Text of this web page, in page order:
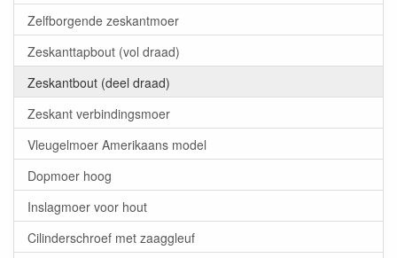
Zelfborgende zeskantmoer
Zeskanttapbout (vol draad)
Zeskantbout (deel draad)
Zeskant verbindingsmoer
Vleugelmoer Amerikaans model
Dopmoer hoog
Inslagmoer voor hout
Cilinderschroef met zaaggleuf